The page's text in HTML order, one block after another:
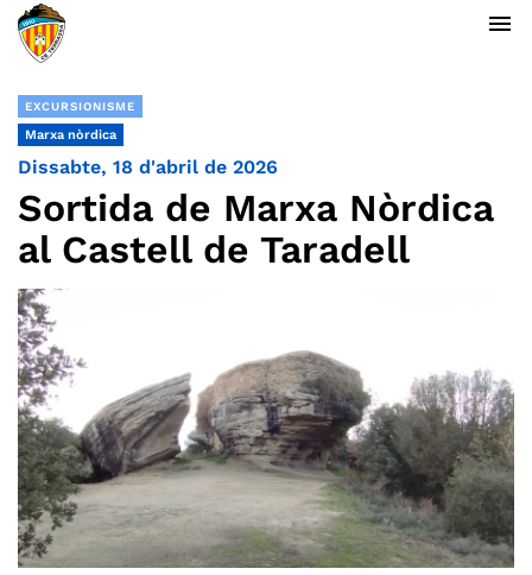
menu
EXCURSIONISME
Marxa nòrdica
Dissabte, 18 d'abril de 2026
Sortida de Marxa Nòrdica
al Castell de Taradell